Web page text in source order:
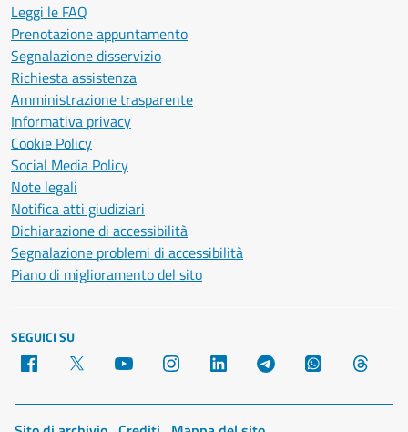
Leggi le FAQ
Prenotazione appuntamento
Segnalazione disservizio
Richiesta assistenza
Amministrazione trasparente
Informativa privacy
Cookie Policy
Social Media Policy
Note legali
Notifica atti giudiziari
Dichiarazione di accessibilità
Segnalazione problemi di accessibilità
Piano di miglioramento del sito
SEGUICI SU
Facebook YouTube Instagram LinkedIn Telegram WhatsApp